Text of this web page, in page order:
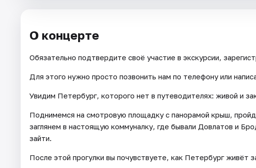
О концерте
Обязательно подтвердите своё участие в экскурсии,
Для этого нужно просто позвонить нам по телефону или
Увидим Петербург, которого нет в путеводителях: живой и
Поднимемся на смотровую площадку с панорамой крыш,
заглянем в настоящую коммуналку, где бывали Довлатов и
зайти.
После этой прогулки вы почувствуете, как Петербург живёт